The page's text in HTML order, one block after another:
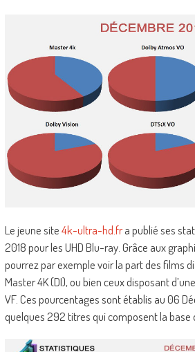
Le jeune site4k-ultra-hd.fra publié ses
2018 pour les UHD Blu-ray. Grâce aux
pourrez par exemple voir la part des films
Master 4K (DI), ou bien ceux disposant
VF. Ces pourcentages sont établis au 06
quelques 292 titres qui composent la base